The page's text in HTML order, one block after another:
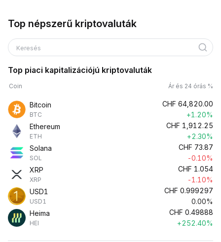
Top népszerű kriptovaluták
Keresés
Top piaci kapitalizációjú kriptovaluták
Coin Ár és 24 órás %
Bitcoin
BTC
CHF 64,820.00
+1.20%
Ethereum
ETH
CHF 1,912.25
+2.30%
Solana
SOL
CHF 73.87
-0.10%
XRP
XRP
CHF 1.054
-1.10%
USD1
USD1
CHF 0.999297
0.00%
Heima
HEI
CHF 0.49888
+252.40%